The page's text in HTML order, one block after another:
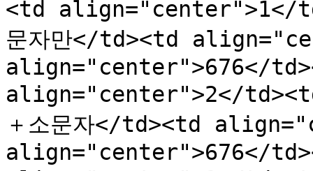
<td align="center">1</
문자만</td><td
align="center">676</
align="center">2</
＋소문자</td><td
align="center">676</